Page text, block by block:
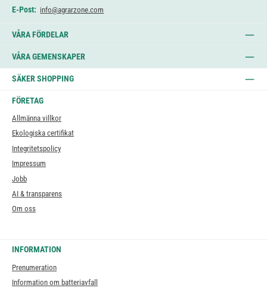
E-Post: info@agrarzone.com
VÅRA FÖRDELAR
VÅRA GEMENSKAPER
SÄKER SHOPPING
FÖRETAG
Allmänna villkor
Ekologiska certifikat
Integritetspolicy
Impressum
Jobb
AI & transparens
Om oss
INFORMATION
Prenumeration
Information om batteriavfall